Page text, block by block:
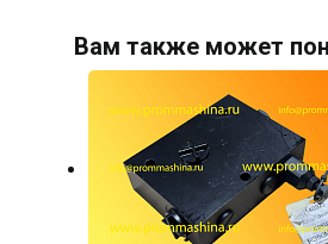
Вам также может